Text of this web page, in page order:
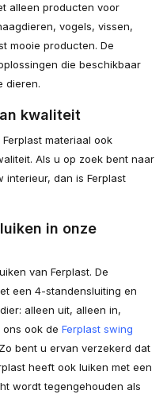
alleen producten voor
vogels, vissen,
mooie producten. De
die beschikbaar
dieren.
kwaliteit
materiaal ook
Als u op zoek bent naar
interieur, dan is Ferplast
in onze
van Ferplast. De
een 4-standensluiting en
alleen uit, alleen in,
ook de Ferplast swing
bent u ervan verzekerd dat
heeft ook luiken met een
wordt tegengehouden als